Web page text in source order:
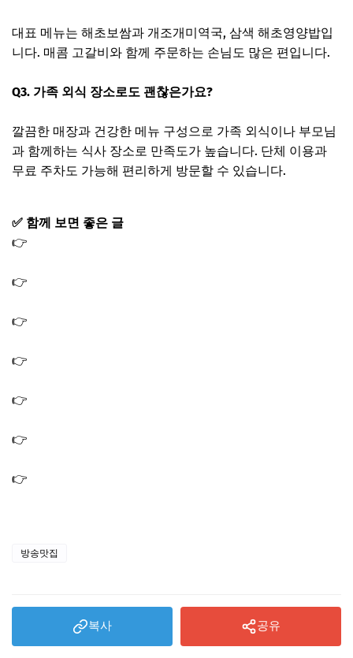
대표 메뉴는 해초보쌈과 개조개미역국, 삼색 해초영양밥입
니다. 매콤 고갈비와 함께 주문하는 손님도 많은 편입니다.
Q3. 가족 외식 장소로도 괜찮은가요?
깔끔한 매장과 건강한 메뉴 구성으로 가족 외식이나 부모님
과 함께하는 식사 장소로 만족도가 높습니다. 단체 이용과
무료 주차도 가능해 편리하게 방문할 수 있습니다.
✅ 함께 보면 좋은 글
👉
👉
👉
👉
👉
👉
👉
방송맛집
복사 공유